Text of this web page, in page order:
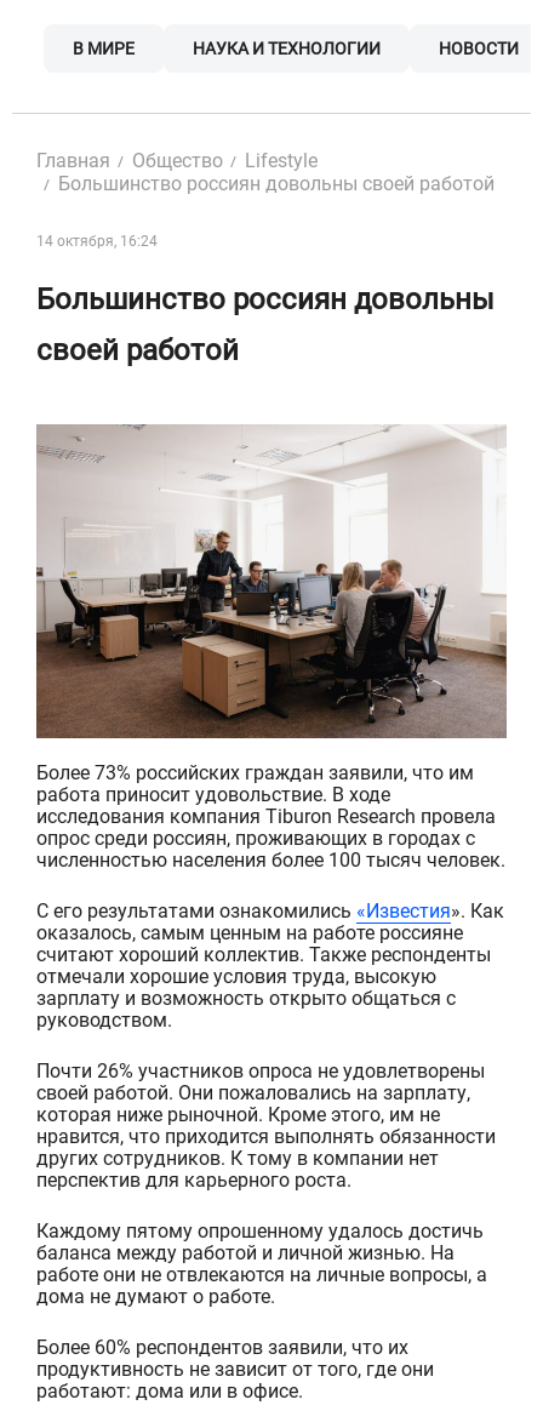
В МИРЕ НАУКА И ТЕХНОЛОГИИ НОВОСТИ
Главная Общество
Lifestyle
Большинство россиян довольны своей работой
14 октября, 16:24
Большинство россиян довольны
своей работой
Более 73% российских граждан заявили, что им
работа приносит удовольствие. В ходе
исследования компания Tiburon Research провела
опрос среди россиян, проживающих в городах с
численностью населения более 100 тысяч человек.
С его результатами ознакомились «Известия». Как
оказалось, самым ценным на работе россияне
считают хороший коллектив. Также респонденты
отмечали хорошие условия труда, высокую
зарплату и возможность открыто общаться с
руководством.
Почти 26% участников опроса не удовлетворены
своей работой. Они пожаловались на зарплату,
которая ниже рыночной. Кроме этого, им не
нравится, что приходится выполнять обязанности
других сотрудников. К тому в компании нет
перспектив для карьерного роста.
Каждому пятому опрошенному удалось достичь
баланса между работой и личной жизнью. На
работе они не отвлекаются на личные вопросы, а
дома не думают о работе.
Более 60% респондентов заявили, что их
продуктивность не зависит от того, где они
работают: дома или в офисе.